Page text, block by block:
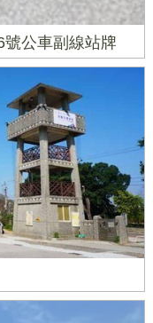
公車副線站牌